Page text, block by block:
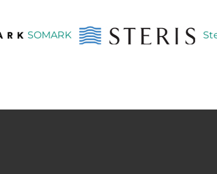
SOMARK Steris